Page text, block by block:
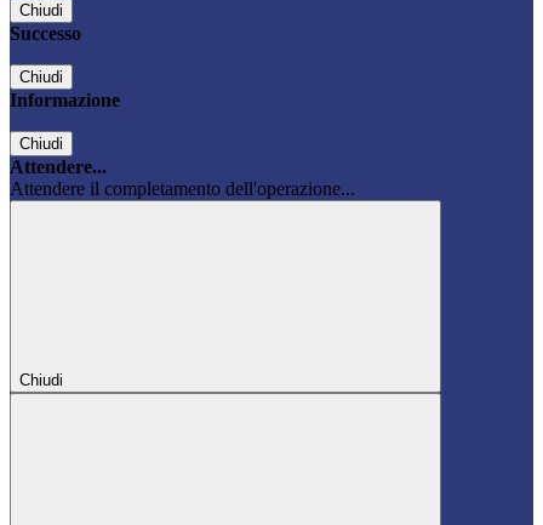
Chiudi
Successo
Chiudi
Informazione
Chiudi
Attendere...
Attendere il completamento dell'operazione...
Chiudi